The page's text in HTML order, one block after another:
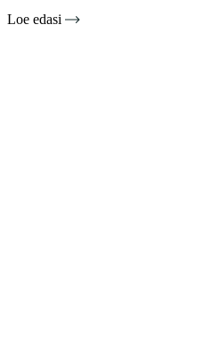
Loe edasi